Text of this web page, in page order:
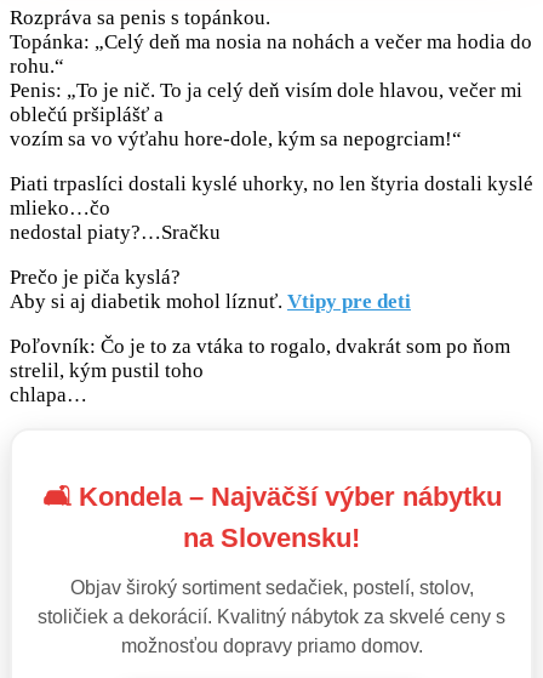
Rozpráva sa penis s topánkou.
Topánka: „Celý deň ma nosia na nohách a večer ma hodia do
rohu.“
Penis: „To je nič. To ja celý deň visím dole hlavou, večer mi
oblečú pršiplášť a
vozím sa vo výťahu hore-dole, kým sa nepogrciam!“
Piati trpaslíci dostali kyslé uhorky, no len štyria dostali kyslé
mlieko…čo
nedostal piaty?…Sračku
Prečo je piča kyslá?
Aby si aj diabetik mohol líznuť. Vtipy pre deti
Poľovník: Čo je to za vtáka to rogalo, dvakrát som po ňom
strelil, kým pustil toho
chlapa…
🛋️ Kondela – Najväčší výber nábytku
na Slovensku!
Objav široký sortiment sedačiek, postelí, stolov,
stoličiek a dekorácií. Kvalitný nábytok za skvelé ceny s
možnosťou dopravy priamo domov.